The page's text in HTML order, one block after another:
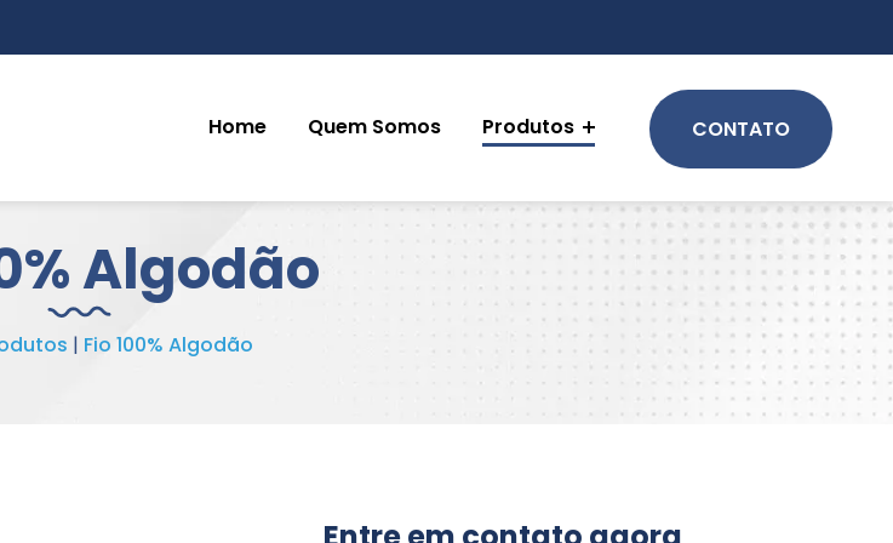
Home Quem Somos Produtos CONTATO
Algodão
| Fio 100% Algodão